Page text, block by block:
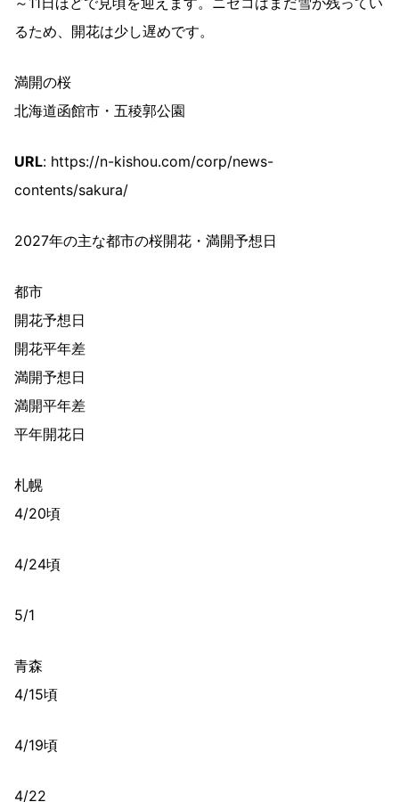
るため、開花は少し遅めです。
満開の桜
北海道函館市・五稜郭公園
URL: https://n-kishou.com/corp/news-
contents/sakura/
2027年の主な都市の桜開花・満開予想日
都市
開花予想日
開花平年差
満開予想日
満開平年差
平年開花日
札幌
4/20頃
4/24頃
5/1
青森
4/15頃
4/19頃
4/22